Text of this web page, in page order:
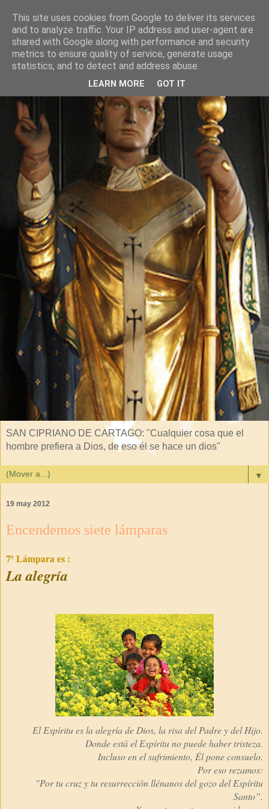
SAN CIPRIANO DE CARTAGO: "Cualquier cosa que el
hombre prefiera a Dios, de eso él se hace un dios"
▼
19 may 2012
Encendemos siete lámparas
7ª Lámpara es :
La alegría
El Espíritu es la alegría de Dios, la risa del Padre y del Hijo.
Donde está el Espíritu no puede haber tristeza.
Incluso en el sufrimiento, Él pone consuelo.
Por eso rezamos:
"Por tu cruz y tu resurrección llénanos del gozo del Espíritu
Santo”.
This site uses cookies from Google to deliver its services
and to analyze traffic. Your IP address and user-agent are
shared with Google along with performance and security
metrics to ensure quality of service, generate usage
statistics, and to detect and address abuse.
LEARN MORE GOT IT